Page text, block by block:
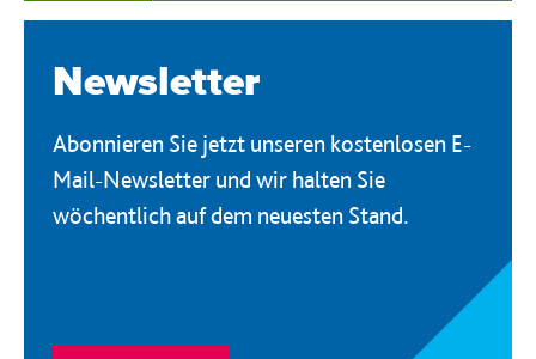
Newsletter
Abonnieren Sie jetzt unseren kostenlosen E-
Mail-Newsletter und wir halten Sie
wöchentlich auf dem neuesten Stand.